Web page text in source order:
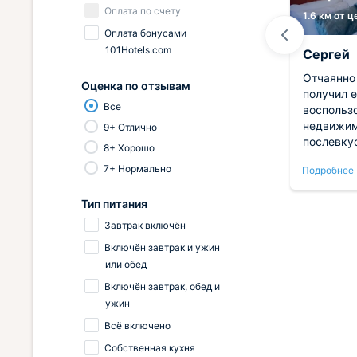
2.7 км от центра
для спокойного места с семьей!
Очень давольны бассейно,
прекрасным видом и чистым
номером
Подробнее
1.6 км от
Сергей
получил
позволяя
Подробнее
Оплата по счету
Оплата бонусами
101Hotels.com
Оценка по отзывам
Все
9+ Отлично
8+ Хорошо
7+ Нормально
Тип питания
Завтрак включён
Включён завтрак и ужин
или обед
Включён завтрак, обед и
ужин
Всё включено
Собственная кухня